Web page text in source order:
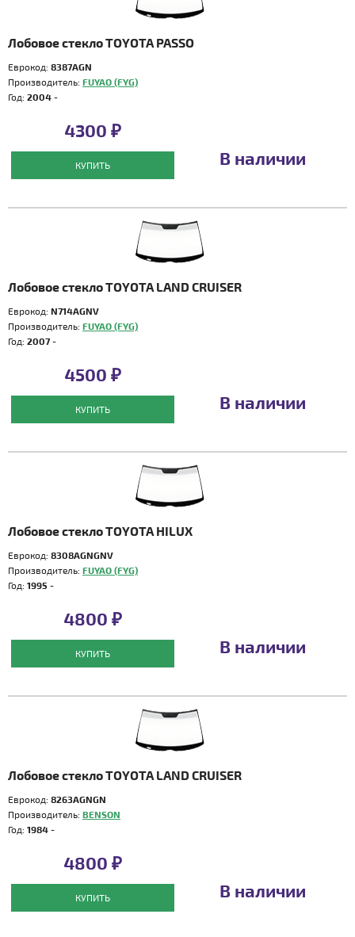
Лобовое стекло TOYOTA PASSO
Еврокод: 8387AGN
Производитель: FUYAO (FYG)
Год: 2004 -
4300 ₽
КУПИТЬ В наличии
Лобовое стекло TOYOTA LAND CRUISER
Еврокод: N714AGNV
Производитель: FUYAO (FYG)
Год: 2007 -
4500 ₽
КУПИТЬ В наличии
Лобовое стекло TOYOTA HILUX
Еврокод: 8308AGNGNV
Производитель: FUYAO (FYG)
Год: 1995 -
4800 ₽
КУПИТЬ В наличии
Лобовое стекло TOYOTA LAND CRUISER
Еврокод: 8263AGNGN
Производитель: BENSON
Год: 1984 -
4800 ₽
КУПИТЬ В наличии